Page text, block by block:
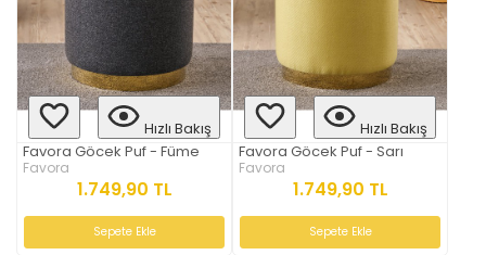
Hızlı Bakış
Favora Göcek Puf - Füme
Favora
1.749,90 TL
Sepete Ekle
Hızlı Bakış
Favora Göcek Puf - Sarı
Favora
1.749,90 TL
Sepete Ekle